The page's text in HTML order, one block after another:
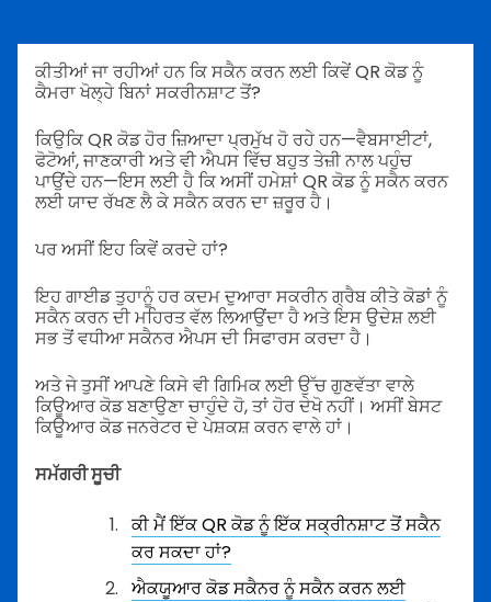
ਕੀਤੀਆਂ ਜਾ ਰਹੀਆਂ ਹਨ ਕਿ ਸਕੈਨ ਕਰਨ ਲਈ ਕਿਵੇਂ QR ਕੋਡ ਨੂੰ
ਕੈਮਰਾ ਖੋਲ੍ਹੇ ਬਿਨਾਂ ਸਕਰੀਨਸ਼ਾਟ ਤੋਂ?
ਕਿਉਕਿ QR ਕੋਡ ਹੋਰ ਜ਼ਿਆਦਾ ਪ੍ਰਮੁੱਖ ਹੋ ਰਹੇ ਹਨ—ਵੈਬਸਾਈਟਾਂ,
ਫੋਟੋਆਂ, ਜਾਣਕਾਰੀ ਅਤੇ ਵੀ ਐਪਸ ਵਿੱਚ ਬਹੁਤ ਤੇਜ਼ੀ ਨਾਲ ਪਹੁੰਚ
ਪਾਉਂਦੇ ਹਨ—ਇਸ ਲਈ ਹੈ ਕਿ ਅਸੀਂ ਹਮੇਸ਼ਾਂ QR ਕੋਡ ਨੂੰ ਸਕੈਨ ਕਰਨ
ਲਈ ਯਾਦ ਰੱਖਣ ਲੈ ਕੇ ਸਕੈਨ ਕਰਨ ਦਾ ਜ਼ਰੂਰ ਹੈ।
ਪਰ ਅਸੀਂ ਇਹ ਕਿਵੇਂ ਕਰਦੇ ਹਾਂ?
ਇਹ ਗਾਈਡ ਤੁਹਾਨੂੰ ਹਰ ਕਦਮ ਦੁਆਰਾ ਸਕਰੀਨ ਗ੍ਰੈਬ ਕੀਤੇ ਕੋਡਾਂ ਨੂੰ
ਸਕੈਨ ਕਰਨ ਦੀ ਮਹਿਰਤ ਵੱਲ ਲਿਆਉਂਦਾ ਹੈ ਅਤੇ ਇਸ ਉਦੇਸ਼ ਲਈ
ਸਭ ਤੋਂ ਵਧੀਆ ਸਕੈਨਰ ਐਪਸ ਦੀ ਸਿਫਾਰਸ ਕਰਦਾ ਹੈ।
ਅਤੇ ਜੇ ਤੁਸੀਂ ਆਪਣੇ ਕਿਸੇ ਵੀ ਗਿਮਿਕ ਲਈ ਉੱਚ ਗੁਣਵੱਤਾ ਵਾਲੇ
ਕਿਊਆਰ ਕੋਡ ਬਣਾਉਣਾ ਚਾਹੁੰਦੇ ਹੋ, ਤਾਂ ਹੋਰ ਦੇਖੋ ਨਹੀਂ। ਅਸੀਂ ਬੇਸਟ
ਕਿਊਆਰ ਕੋਡ ਜਨਰੇਟਰ ਦੇ ਪੇਸ਼ਕਸ਼ ਕਰਨ ਵਾਲੇ ਹਾਂ।
ਸਮੱਗਰੀ ਸੂਚੀ
ਕੀ ਮੈਂ ਇੱਕ QR ਕੋਡ ਨੂੰ ਇੱਕ ਸਕ੍ਰੀਨਸ਼ਾਟ ਤੋਂ ਸਕੈਨ
ਕਰ ਸਕਦਾ ਹਾਂ?
ਐਕਯੂਆਰ ਕੋਡ ਸਕੈਨਰ ਨੂੰ ਸਕੈਨ ਕਰਨ ਲਈ